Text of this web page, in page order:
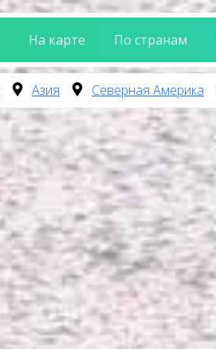
На карте По странам
Азия Северная Америка